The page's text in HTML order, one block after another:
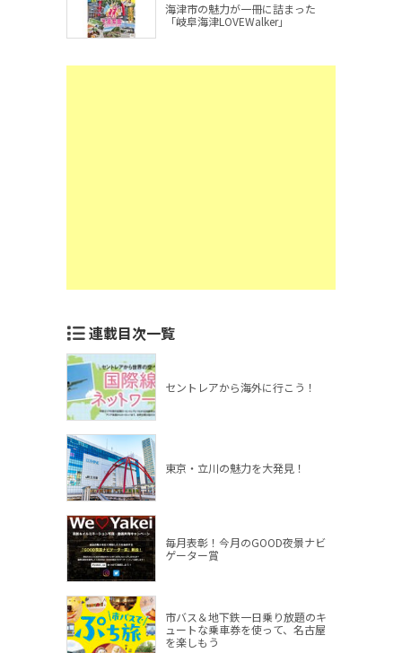
海津市の魅力が一冊に詰まった
「岐阜海津LOVEWalker」
連載目次一覧
セントレアから海外に行こう！
東京・立川の魅力を大発見！
毎月表彰！今月のGOOD夜景ナビ
ゲーター賞
市バス＆地下鉄一日乗り放題のキ
ュートな乗車券を使って、名古屋
を楽しもう